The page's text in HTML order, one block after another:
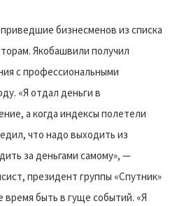
бизнесменов из списка
Якобашвили получил
с профессиональными
«Я отдал деньги в
а когда индексы полетели
что надо выходить из
за деньгами самому», —
президент группы «Спутник»
время быть в гуще событий. «Я